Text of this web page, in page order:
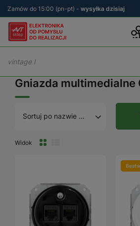
Zamów do 15:00 (pn-pt) - wysyłka dzisiaj
Gniazda multimedialne
Sortuj po nazwie A - Z
Widok